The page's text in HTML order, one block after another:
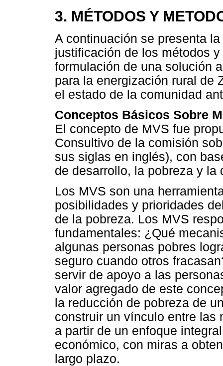
3. MÉTODOS Y
A continuación se presenta
justificación de los métodos
formulación de una solución
para la energización rural de
el estado de la comunidad
Conceptos Básicos Sobre
El concepto de MVS fue
Consultivo de la comisión
sus siglas en inglés), con
de desarrollo, la pobreza y la
Los MVS son una
posibilidades y prioridades
de la pobreza. Los MVS
fundamentales: ¿Qué
algunas personas pobres
seguro cuando otros
servir de apoyo a las
valor agregado de este
la reducción de pobreza de
construir un vínculo entre las
a partir de un enfoque
económico, con miras a
largo plazo.